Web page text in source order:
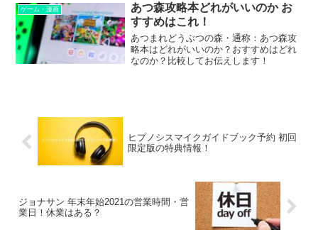
ゲーム・漫画
あつ森攻略本どれがいいのか お
すすめはこれ！
あつまれどうぶつの森・通称：あつ森攻
略本はどれがいいのか？おすすめはどれ
なのか？比較してお伝えします！
ヒプノシスマイクガイドブック予約 初回
限定版の特典情報！
ジョナサン 年末年始2021の営業時間・営
業日！休業はある？